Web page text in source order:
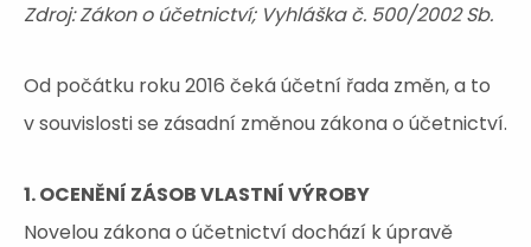
Zdroj: Zákon o účetnictví; Vyhláška č. 500/2002 Sb.
Od počátku roku 2016 čeká účetní řada změn, a to
v souvislosti se zásadní změnou zákona o účetnictví.
1. OCENĚNÍ ZÁSOB VLASTNÍ VÝROBY
Novelou zákona o účetnictví dochází k úpravě